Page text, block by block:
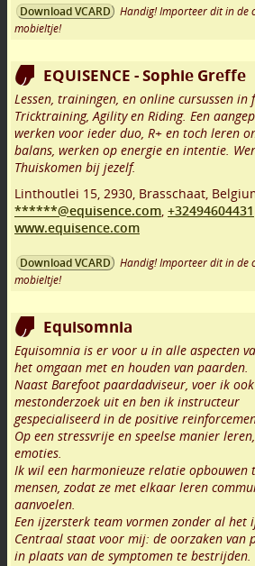
Download VCARD
Handig! Importeer dit in de
mobieltje!
EQUISENCE - Sophie Greffe
Lessen, trainingen, en online cursussen in
Tricktraining, Agility en Riding. Een
werken voor ieder duo, R+ en toch leren
balans, werken op energie en intentie.
Thuiskomen bij jezelf.
Linthoutlei 15, 2930, Brasschaat,
******@equisence.com, +32494604431
www.equisence.com
Download VCARD
Handig! Importeer dit in de
mobieltje!
Equisomnia
Equisomnia is er voor u in alle aspecten
het omgaan met en houden van paarden.
Naast Barefoot paardadviseur, voer ik ook
mestonderzoek uit en ben ik instructeur
gespecialiseerd in de positive
Op een stressvrije en speelse manier
emoties.
Ik wil een harmonieuze relatie opbouwen
mensen, zodat ze met elkaar leren
aanvoelen.
Een ijzersterk team vormen zonder al het
Centraal staat voor mij: de oorzaken van
in plaats van de symptomen te bestrijden.